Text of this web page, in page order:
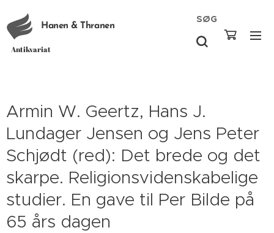
Hanen & Thranen
Antikvariat
SØG
Armin W. Geertz, Hans J.
Lundager Jensen og Jens Peter
Schjødt (red): Det brede og det
skarpe. Religionsvidenskabelige
studier. En gave til Per Bilde på
65 års dagen